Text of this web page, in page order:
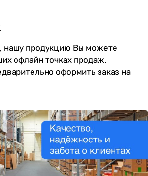
нашу продукцию Вы можете
офлайн точках продаж.
оформить заказ на